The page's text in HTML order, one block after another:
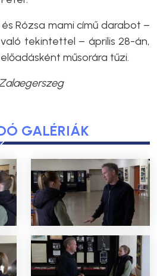
Rózsa mami című darabot –
tekintettel – április 28-án,
műsorára tűzi.
GALÉRIÁK